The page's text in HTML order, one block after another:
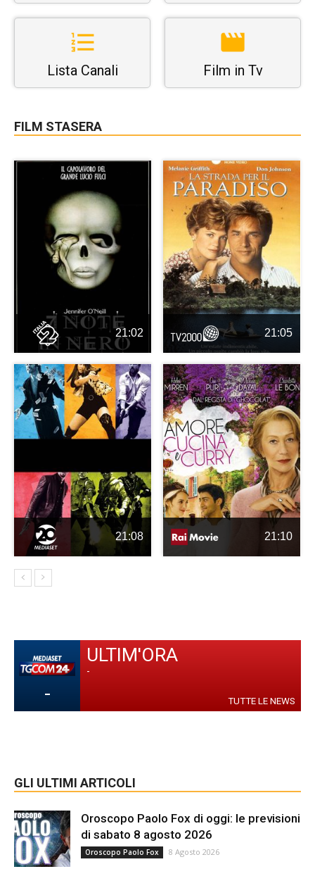
Lista Canali Film in Tv
FILM STASERA
21:02 21:05
21:08 21:10
-
ULTIM'ORA
-
TUTTE LE NEWS
GLI ULTIMI ARTICOLI
Oroscopo Paolo Fox di oggi: le previsioni
di sabato 8 agosto 2026
Oroscopo Paolo Fox 8 Agosto 2026